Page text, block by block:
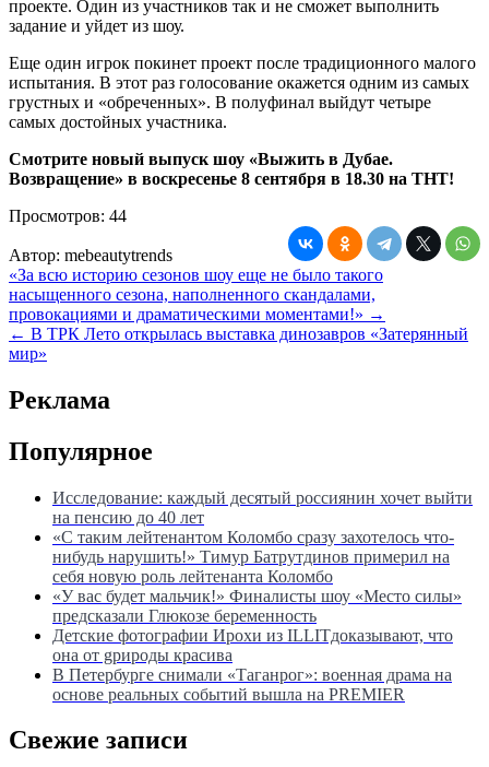
проекте. Один из участников так и не сможет выполнить
задание и уйдет из шоу.
Еще один игрок покинет проект после традиционного малого
испытания. В этот раз голосование окажется одним из самых
грустных и «обреченных». В полуфинал выйдут четыре
самых достойных участника.
Смотрите новый выпуск шоу «Выжить в Дубае.
Возвращение» в воскресенье 8 сентября в 18.30 на ТНТ!
Просмотров: 44
Автор: mebeautytrends
Навигация
по
записям
«За всю историю сезонов шоу еще не было такого
насыщенного сезона, наполненного скандалами,
провокациями и драматическими моментами!» →
← В ТРК Лето открылась выставка динозавров «Затерянный
мир»
Реклама
Популярное
Исследование: каждый десятый россиянин хочет выйти
на пенсию до 40 лет
«С таким лейтенантом Коломбо сразу захотелось что-
нибудь нарушить!» Тимур Батрутдинов примерил на
себя новую роль лейтенанта Коломбо
«У вас будет мальчик!» Финалисты шоу «Место силы»
предсказали Глюкозе беременность
Детские фотографии Ирохи из ILLITдоказывают, что
она от gрироды красива
В Петербурге снимали «Таганрог»: военная драма на
основе реальных событий вышла на PREMIER
Свежие записи